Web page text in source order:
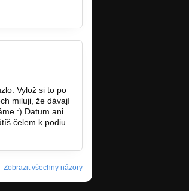
Vylož si to po
miluji, že dávají
:) Datum ani
čelem k podiu
Zobrazit všechny názory